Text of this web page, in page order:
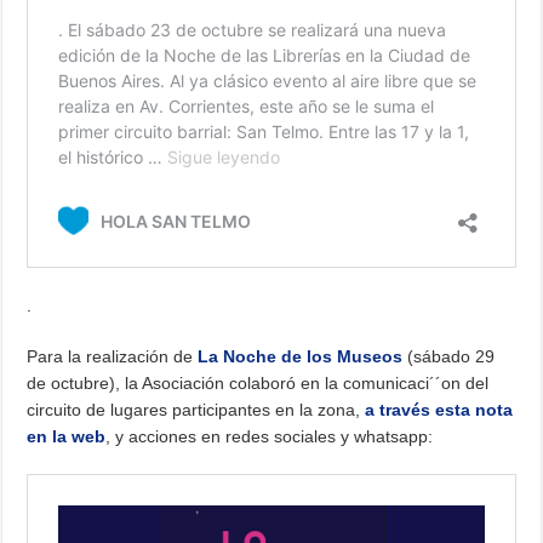
Para la realización de La Noche de los Museos (sábado 29
de octubre), la Asociación colaboró en la comunicaci´´on del
circuito de lugares participantes en la zona,a través esta nota
en la web , y acciones en redes sociales y whatsapp: